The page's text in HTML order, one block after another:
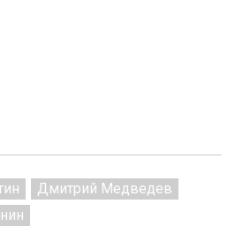
Дмитрий Медведев